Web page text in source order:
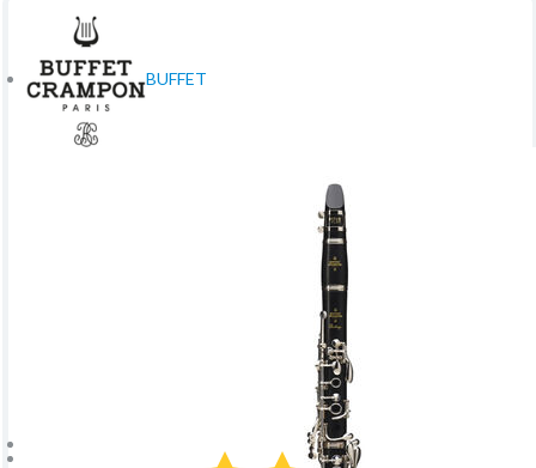
BUFFET